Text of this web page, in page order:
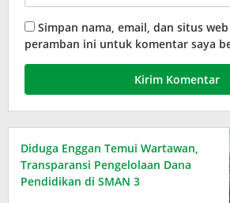
Simpan nama, email, dan situs
peramban ini untuk komentar saya
Diduga Enggan Temui Wartawan,
Transparansi Pengelolaan Dana
Pendidikan di SMAN 3